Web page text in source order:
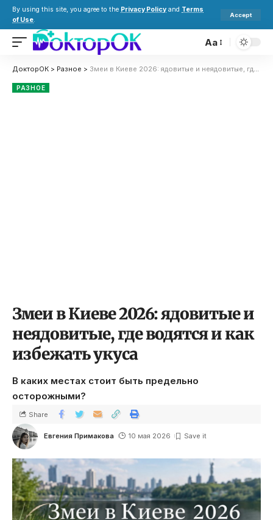
By using this site, you agree to the Privacy Policy and Terms
of Use.
Accept
Aa
ДокторОК > Разное > Змеи в Киеве 2026: ядовитые и неядовитые, где водятся и как избежать укуса
РАЗНОЕ
Змеи в Киеве 2026: ядовитые и
неядовитые, где водятся и как
избежать укуса
В каких местах стоит быть предельно
осторожными?
Евгения Примакова 10 мая 2026
Share